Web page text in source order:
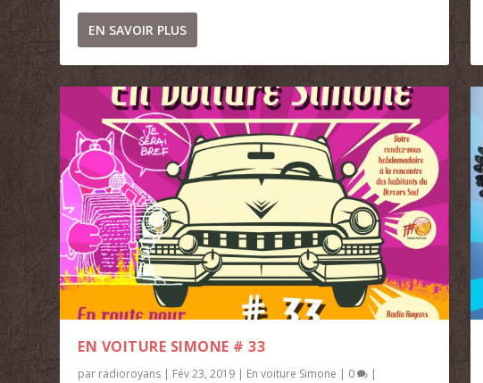
EN SAVOIR PLUS
EN VOITURE SIMONE # 33
par radioroyans | Fév 23, 2019 | En voiture Simone | 0 |